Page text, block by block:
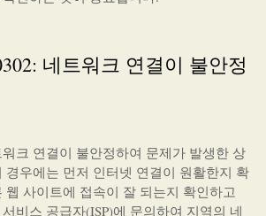
네트워크 연결이 불안정
크 연결이 불안정하여 문제가 발생한 상
경우에는 먼저 인터넷 연결이 원활한지 확
웹 사이트에 접속이 잘 되는지 확인하고
비스 공급자(ISP)에 문의하여 지역의 네